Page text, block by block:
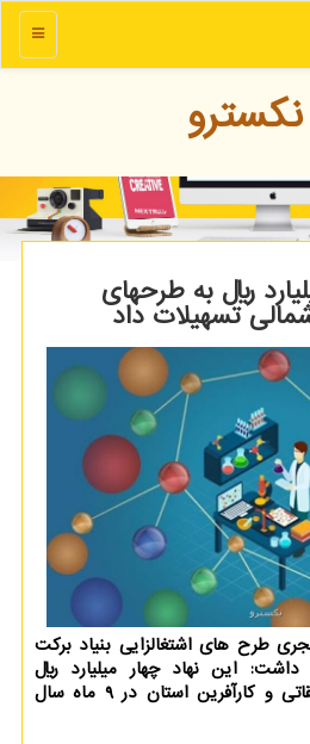
منو
نكسترو
ریال به طرحهای
تسهیلات داد
طرح های اشتغالزایی بنیاد برکت
این نهاد چهار میلیارد ریال
تسهیلات به 10 طرح تحقیقاتی و کارآفرین استان در 9 ماه سال